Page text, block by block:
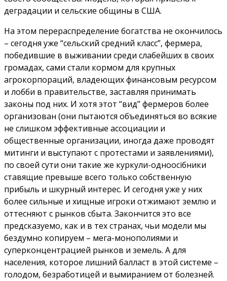
деградации и сельские общины в США.
На этом перераспределение богатства не окончилось
– сегодня уже “сельский средний класс”, фермера,
победившие в выживании среди слабейших в своих
громадах, сами стали кормом для крупных
агрокорпораций, владеющих финансовым ресурсом
и лобби в правительстве, заставляя принимать
законы под них. И хотя этот “вид” фермеров более
организован (они пытаются объединяться во всякие
не слишком эффективные ассоциации и
общественные организации, иногда даже проводят
митинги и выступают с протестами и заявлениями),
по своей сути они такие же куркули-одноосібники
ставящие превыше всего только собственную
прибыль и шкурный интерес. И сегодня уже у них
более сильные и хищные игроки отжимают землю и
оттесняют с рынков сбыта. Закончится это все
предсказуемо, как и в тех странах, чьи модели мы
бездумно копируем – мега-монополиями и
суперконцентрацией рынков и земель. А для
населения, которое лишний балласт в этой системе –
голодом, безработицей и вымиранием от болезней.